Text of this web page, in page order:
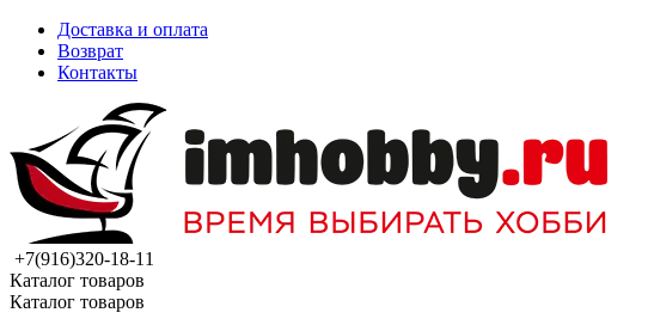
Доставка и оплата
Возврат
Контакты
+7(916)320-18-11
Каталог товаров
Каталог товаров